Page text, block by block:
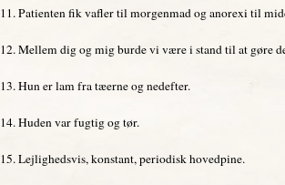
11. Patienten fik vafler til morgenmad og anorexi til
12. Mellem dig og mig burde vi være i stand til at gøre
13. Hun er lam fra tæerne og nedefter.
14. Huden var fugtig og tør.
15. Lejlighedsvis, konstant, periodisk hovedpine.